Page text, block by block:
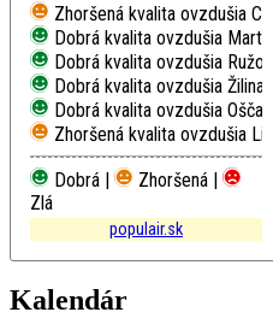
Zhoršená kvalita ovzdušia
Dobrá kvalita ovzdušia
Dobrá kvalita ovzdušia
Dobrá kvalita ovzdušia Žilina,
Dobrá kvalita ovzdušia
Zhoršená kvalita ovzdušia
Dobrá |
Zhoršená |
Zlá
populair.sk
Kalendár